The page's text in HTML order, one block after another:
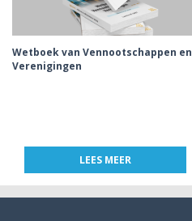
Wetboek van Vennootschappen en
Verenigingen
LEES MEER